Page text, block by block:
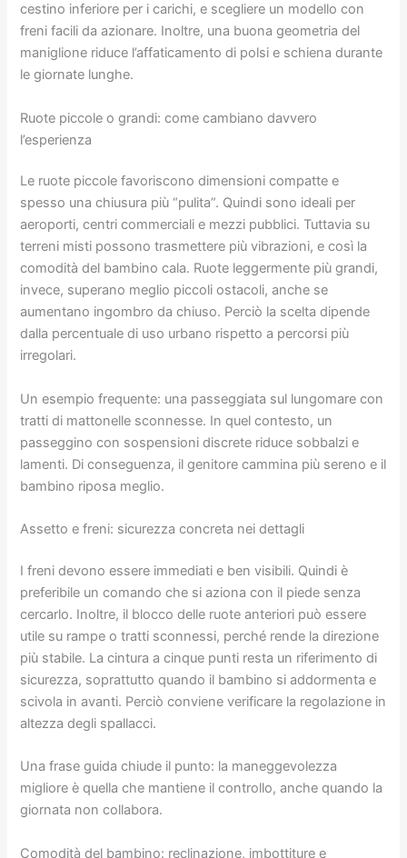
cestino inferiore per i carichi, e scegliere un modello con
freni facili da azionare. Inoltre, una buona geometria del
maniglione riduce l’affaticamento di polsi e schiena durante
le giornate lunghe.
Ruote piccole o grandi: come cambiano davvero
l’esperienza
Le ruote piccole favoriscono dimensioni compatte e
spesso una chiusura più “pulita”. Quindi sono ideali per
aeroporti, centri commerciali e mezzi pubblici. Tuttavia su
terreni misti possono trasmettere più vibrazioni, e così la
comodità del bambino cala. Ruote leggermente più grandi,
invece, superano meglio piccoli ostacoli, anche se
aumentano ingombro da chiuso. Perciò la scelta dipende
dalla percentuale di uso urbano rispetto a percorsi più
irregolari.
Un esempio frequente: una passeggiata sul lungomare con
tratti di mattonelle sconnesse. In quel contesto, un
passeggino con sospensioni discrete riduce sobbalzi e
lamenti. Di conseguenza, il genitore cammina più sereno e il
bambino riposa meglio.
Assetto e freni: sicurezza concreta nei dettagli
I freni devono essere immediati e ben visibili. Quindi è
preferibile un comando che si aziona con il piede senza
cercarlo. Inoltre, il blocco delle ruote anteriori può essere
utile su rampe o tratti sconnessi, perché rende la direzione
più stabile. La cintura a cinque punti resta un riferimento di
sicurezza, soprattutto quando il bambino si addormenta e
scivola in avanti. Perciò conviene verificare la regolazione in
altezza degli spallacci.
Una frase guida chiude il punto: la maneggevolezza
migliore è quella che mantiene il controllo, anche quando la
giornata non collabora.
Comodità del bambino: reclinazione, imbottiture e